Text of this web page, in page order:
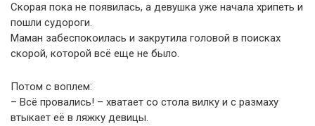
Скорая пока не появилась, а девушка уже начала хрипеть и
пошли судороги.
Маман забеспокоилась и закрутила головой в поисках
скорой, которой всё еще не было.
Потом с воплем:
– Всё провались! – хватает со стола вилку и с размаху
втыкает её в ляжку девицы.